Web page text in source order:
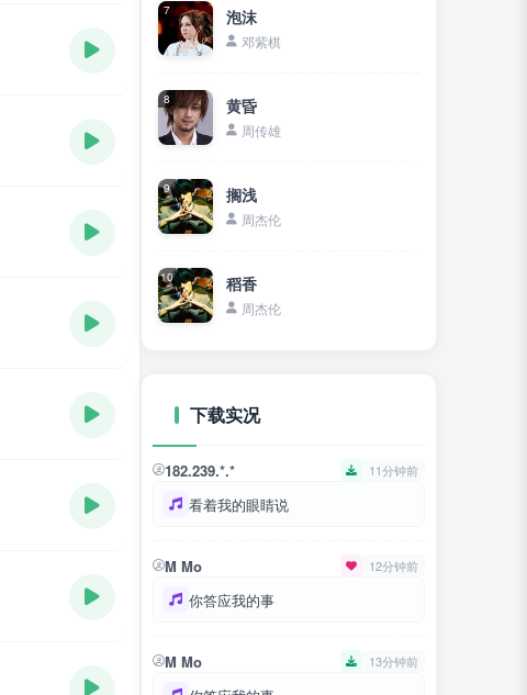
7 泡沫
邓紫棋
8 黄昏
周传雄
9 搁浅
周杰伦
10 稻香
周杰伦
下载实况
182.239.*.* 11分钟前
看着我的眼睛说
M Mo 12分钟前
你答应我的事
M Mo 13分钟前